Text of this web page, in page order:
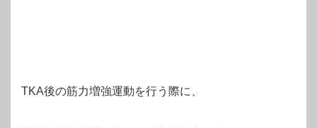
TKA後の筋力増強運動を行う際に、